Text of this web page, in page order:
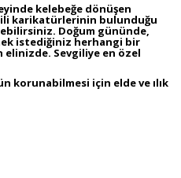
kelebeğe dönüşen
karikatürlerinin bulunduğu
Doğum gününde,
istediğiniz herhangi bir
Sevgiliye en özel
korunabilmesi için elde ve ılık